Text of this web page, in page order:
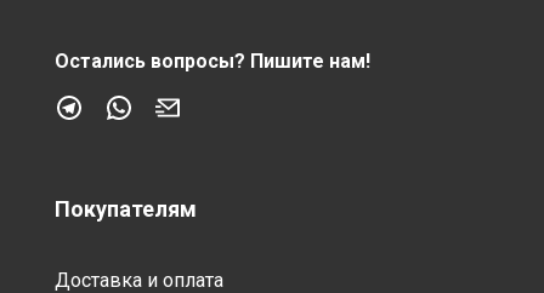
Остались вопросы? Пишите нам!
Покупателям
Доставка и оплата